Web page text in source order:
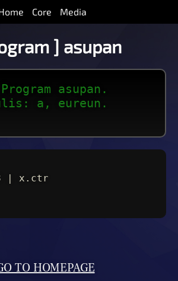
Core Media
] asupan
asupan.
a, eureun.
| x.ctr
TO HOMEPAGE